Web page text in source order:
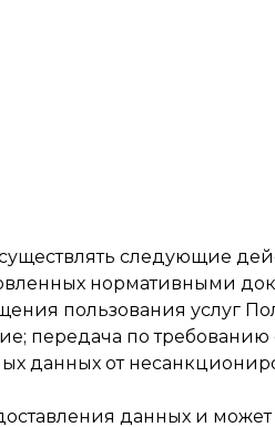
следующие
нормативными
пользования услуг
передача по требованию
данных от
данных и